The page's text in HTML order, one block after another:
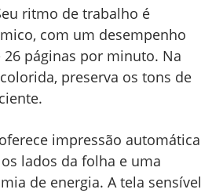
ritmo de trabalho é
com um desempenho
páginas por minuto. Na
preserva os tons de
impressão automática
lados da folha e uma
de energia. A tela sensível